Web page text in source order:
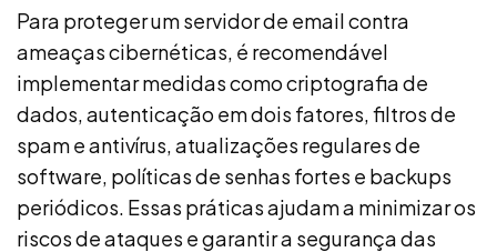
Para proteger um servidor de email contra
ameaças cibernéticas, é recomendável
implementar medidas como criptografia de
dados, autenticação em dois fatores, filtros de
spam e antivírus, atualizações regulares de
software, políticas de senhas fortes e backups
periódicos. Essas práticas ajudam a minimizar os
riscos de ataques e garantir a segurança das